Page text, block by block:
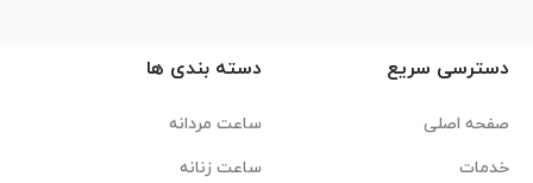
دسترسی سریع
صفحه اصلی
خدمات
دسته بندی ها
ساعت مردانه
ساعت زنانه